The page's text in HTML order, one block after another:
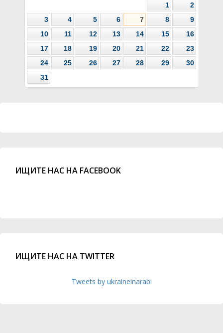
1
2
3
4 5 6 7 8
9
10
11 12 13 14 15
16
17
18 19 20 21 22
23
24
25 26 27 28 29
30
31
ИЩИТЕ НАС НА FACEBOOK
ИЩИТЕ НАС НА TWITTER
Tweets by ukraineinarabi